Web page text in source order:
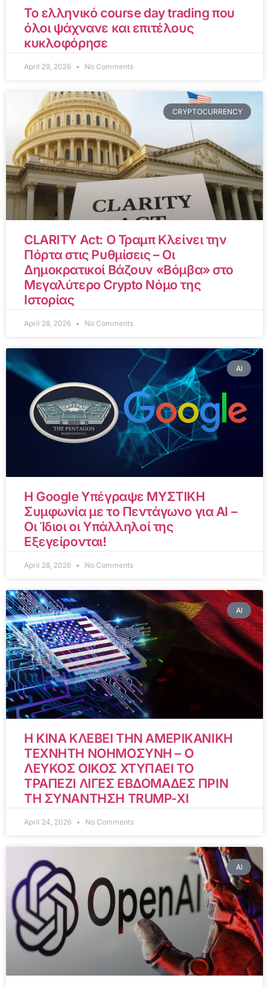
Το ελληνικό course day trading που
όλοι ψάχνανε και επιτέλους
κυκλοφόρησε
April 29, 2026 No Comments
CRYPTOCURRENCY
CLARITY Act: Ο Τραμπ Κλείνει την
Πόρτα στις Ρυθμίσεις – Οι
Δημοκρατικοί Βάζουν «Βόμβα» στο
Μεγαλύτερο Crypto Νόμο της
Ιστορίας
April 28, 2026 No Comments
AI
Η Google Υπέγραψε ΜΥΣΤΙΚΗ
Συμφωνία με το Πεντάγωνο για AI –
Οι Ίδιοι οι Υπάλληλοί της
Εξεγείρονται!
April 28, 2026 No Comments
AI
Η ΚΙΝΑ ΚΛΕΒΕΙ ΤΗΝ ΑΜΕΡΙΚΑΝΙΚΗ
ΤΕΧΝΗΤΗ ΝΟΗΜΟΣΥΝΗ – Ο
ΛΕΥΚΟΣ ΟΙΚΟΣ ΧΤΥΠΑΕΙ ΤΟ
ΤΡΑΠΕΖΙ ΛΙΓΕΣ ΕΒΔΟΜΑΔΕΣ ΠΡΙΝ
ΤΗ ΣΥΝΑΝΤΗΣΗ TRUMP-XI
April 24, 2026 No Comments
AI